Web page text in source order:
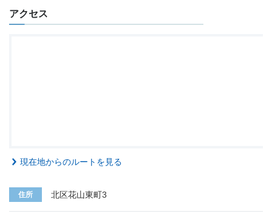
アクセス
現在地からのルートを見る
住所 北区花山東町3